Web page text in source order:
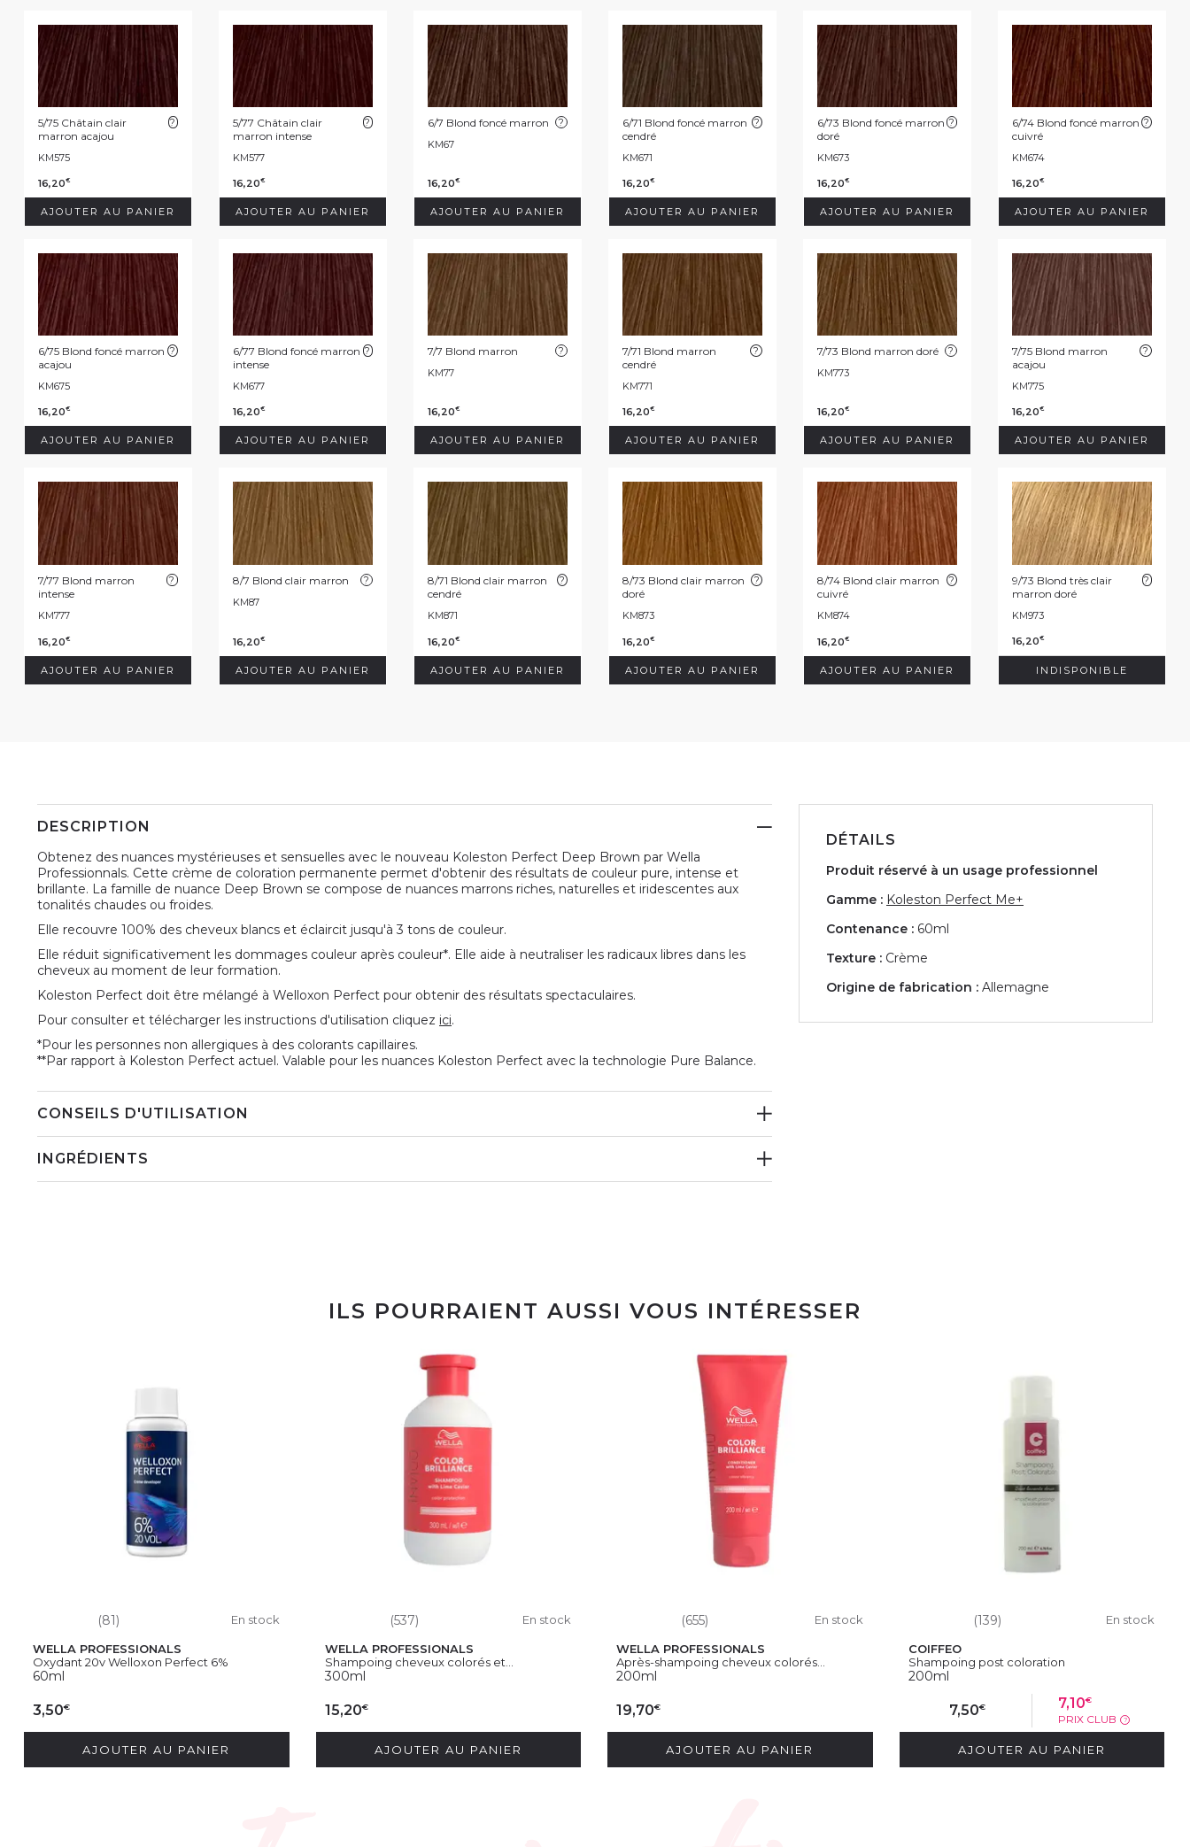
5/75 Châtain clair
marron acajou
?
KM575
16,20€
AJOUTER AU PANIER
5/77 Châtain clair
marron intense
?
KM577
16,20€
AJOUTER AU PANIER
6/7 Blond foncé marron
?
KM67
16,20€
AJOUTER AU PANIER
6/71 Blond foncé marron
cendré
?
KM671
16,20€
AJOUTER AU PANIER
6/73 Blond foncé marron
doré
?
KM673
16,20€
AJOUTER AU PANIER
6/74 Blond foncé marron
cuivré
?
KM674
16,20€
AJOUTER AU PANIER
6/75 Blond foncé marron
acajou
?
KM675
16,20€
AJOUTER AU PANIER
6/77 Blond foncé marron
intense
?
KM677
16,20€
AJOUTER AU PANIER
7/7 Blond marron
?
KM77
16,20€
AJOUTER AU PANIER
7/71 Blond marron
cendré
?
KM771
16,20€
AJOUTER AU PANIER
7/73 Blond marron doré
?
KM773
16,20€
AJOUTER AU PANIER
7/75 Blond marron
acajou
?
KM775
16,20€
AJOUTER AU PANIER
7/77 Blond marron
intense
?
KM777
16,20€
AJOUTER AU PANIER
8/7 Blond clair marron
?
KM87
16,20€
AJOUTER AU PANIER
8/71 Blond clair marron
cendré
?
KM871
16,20€
AJOUTER AU PANIER
8/73 Blond clair marron
doré
?
KM873
16,20€
AJOUTER AU PANIER
8/74 Blond clair marron
cuivré
?
KM874
16,20€
AJOUTER AU PANIER
9/73 Blond très clair
marron doré
?
KM973
16,20€
INDISPONIBLE
DESCRIPTION
Obtenez des nuances mystérieuses et sensuelles avec le nouveau Koleston Perfect Deep Brown par Wella
Professionnals. Cette crème de coloration permanente permet d'obtenir des résultats de couleur pure, intense et
brillante. La famille de nuance Deep Brown se compose de nuances marrons riches, naturelles et iridescentes aux
tonalités chaudes ou froides.
Elle recouvre 100% des cheveux blancs et éclaircit jusqu'à 3 tons de couleur.
Elle réduit significativement les dommages couleur après couleur*. Elle aide à neutraliser les radicaux libres dans les
cheveux au moment de leur formation.
Koleston Perfect doit être mélangé à Welloxon Perfect pour obtenir des résultats spectaculaires.
Pour consulter et télécharger les instructions d'utilisation cliquez ici.
*Pour les personnes non allergiques à des colorants capillaires.
**Par rapport à Koleston Perfect actuel. Valable pour les nuances Koleston Perfect avec la technologie Pure Balance.
CONSEILS D'UTILISATION
INGRÉDIENTS
DÉTAILS
Produit réservé à un usage professionnel
Gamme : Koleston Perfect Me+
Contenance : 60ml
Texture : Crème
Origine de fabrication : Allemagne
ILS POURRAIENT AUSSI VOUS INTÉRESSER
(81) En stock
WELLA PROFESSIONALS
Oxydant 20v Welloxon Perfect 6%
60ml
3,50€
AJOUTER AU PANIER
(537) En stock
WELLA PROFESSIONALS
Shampoing cheveux colorés et...
300ml
15,20€
AJOUTER AU PANIER
(655) En stock
WELLA PROFESSIONALS
Après-shampoing cheveux colorés...
200ml
19,70€
AJOUTER AU PANIER
(139) En stock
COIFFEO
Shampoing post coloration
200ml
7,50€ 7,10€
PRIX CLUB ?
AJOUTER AU PANIER